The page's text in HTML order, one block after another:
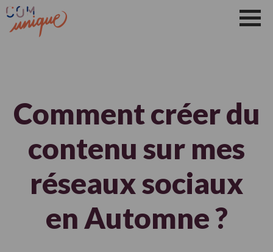
Comment créer du
contenu sur mes
réseaux sociaux
en Automne ?